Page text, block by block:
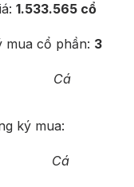
1.533.565 cổ
mua cổ phần: 3
Cá
ký mua:
CP Cá